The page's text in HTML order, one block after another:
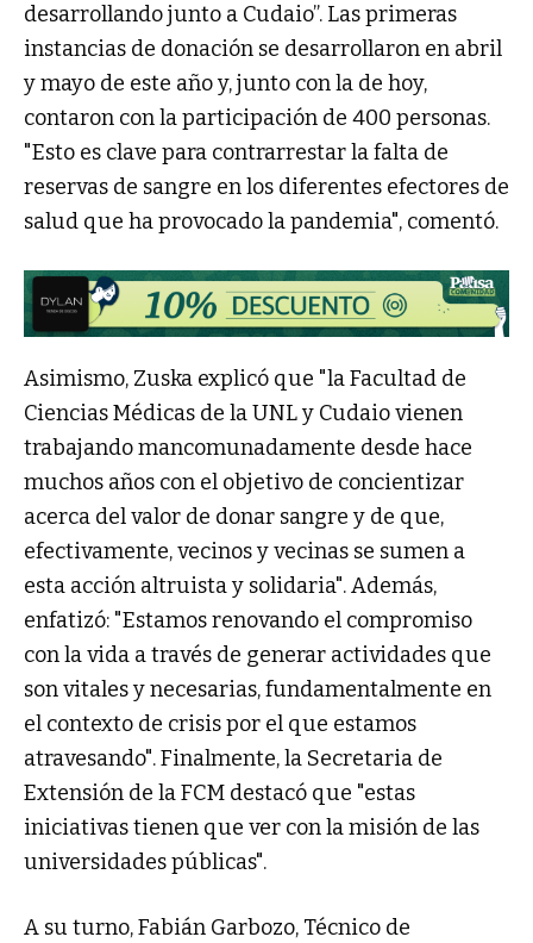
desarrollando junto a Cudaio”. Las primeras
instancias de donación se desarrollaron en abril
y mayo de este año y, junto con la de hoy,
contaron con la participación de 400 personas.
"Esto es clave para contrarrestar la falta de
reservas de sangre en los diferentes efectores de
salud que ha provocado la pandemia", comentó.
Asimismo, Zuska explicó que "la Facultad de
Ciencias Médicas de la UNL y Cudaio vienen
trabajando mancomunadamente desde hace
muchos años con el objetivo de concientizar
acerca del valor de donar sangre y de que,
efectivamente, vecinos y vecinas se sumen a
esta acción altruista y solidaria". Además,
enfatizó: "Estamos renovando el compromiso
con la vida a través de generar actividades que
son vitales y necesarias, fundamentalmente en
el contexto de crisis por el que estamos
atravesando". Finalmente, la Secretaria de
Extensión de la FCM destacó que "estas
iniciativas tienen que ver con la misión de las
universidades públicas".
A su turno, Fabián Garbozo, Técnico de